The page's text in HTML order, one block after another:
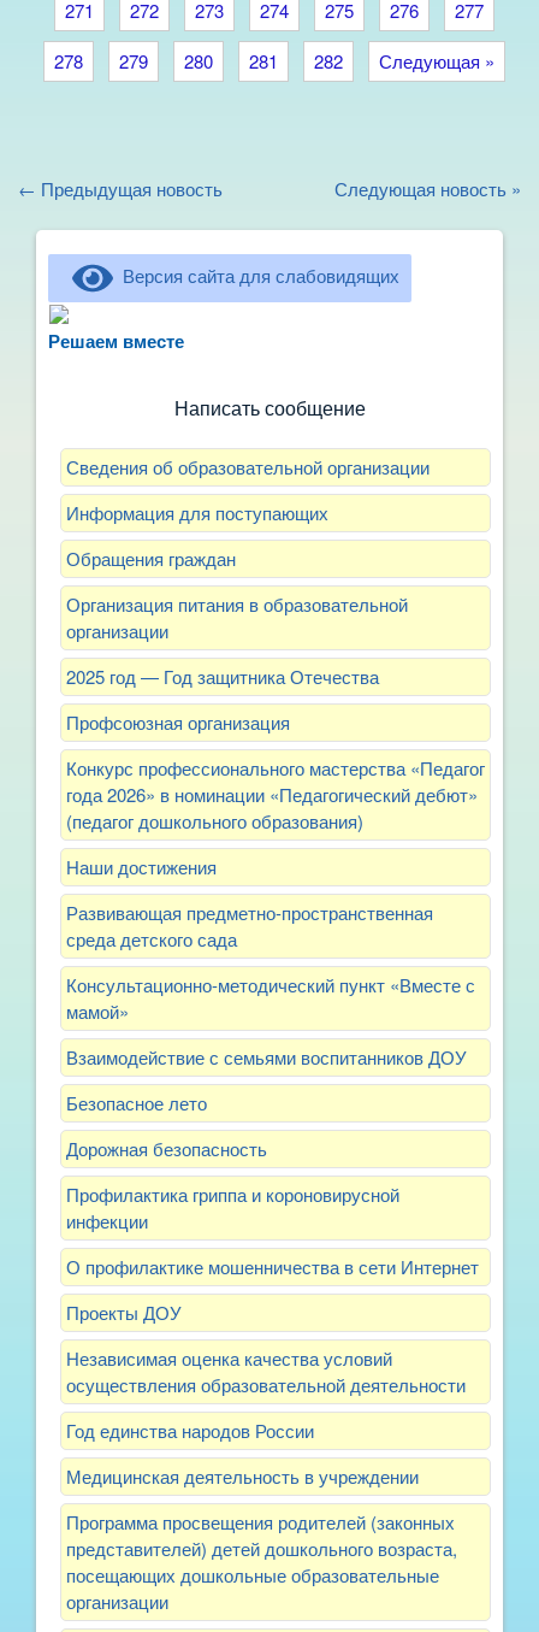
271 272 273 274 275 276
277
278
279 280 281 282 Следующая »
← Предыдущая новость Следующая новость »
Версия сайта для слабовидящих
Решаем вместерассказать о воспитателях? Знаете, как
Написать сообщение
Сведения об образовательной организации
Информация для поступающих
Обращения граждан
Организация питания в образовательной
организации
2025 год — Год защитника Отечества
Профсоюзная организация
Конкурс профессионального мастерства «Педагог
года 2026» в номинации «Педагогический дебют»
(педагог дошкольного образования)
Наши достижения
Развивающая предметно-пространственная
среда детского сада
Консультационно-методический пункт «Вместе с
мамой»
Взаимодействие с семьями воспитанников ДОУ
Безопасное лето
Дорожная безопасность
Профилактика гриппа и короновирусной
инфекции
О профилактике мошенничества в сети Интернет
Проекты ДОУ
Независимая оценка качества условий
осуществления образовательной деятельности
Год единства народов России
Медицинская деятельность в учреждении
Программа просвещения родителей (законных
представителей) детей дошкольного возраста,
посещающих дошкольные образовательные
организации